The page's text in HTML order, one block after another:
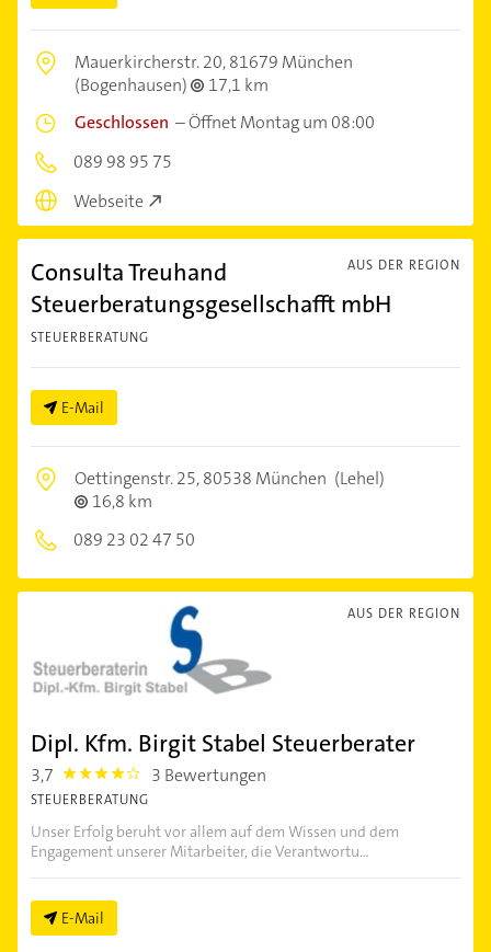
Mauerkircherstr. 20,81679 München
(Bogenhausen)
17,1 km
Geschlossen –Öffnet Montag um 08:00
089 98 95 75
Webseite
AUS DER REGION
Consulta Treuhand
Steuerberatungsgesellschafft mbH
STEUERBERATUNG
E-Mail
Oettingenstr. 25,80538 München (Lehel)
16,8 km
089 23 02 47 50
AUS DER REGION
Dipl. Kfm. Birgit Stabel Steuerberater
3,7 3.7 3 Bewertungen
STEUERBERATUNG
Unser Erfolg beruht vor allem auf dem Wissen und dem
Engagement unserer Mitarbeiter, die Verantwortu...
E-Mail